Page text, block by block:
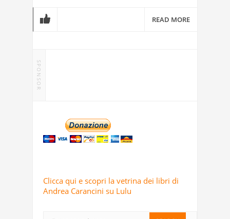
READ MORE
SPONSOR
Clicca qui e scopri la vetrina dei libri di
Andrea Carancini su Lulu